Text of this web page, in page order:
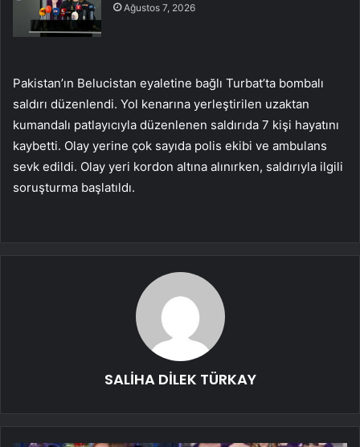
Ağustos 7, 2026
Pakistan’ın Belucistan eyaletine bağlı Turbat’ta bombalı
saldırı düzenlendi. Yol kenarına yerleştirilen uzaktan
kumandalı patlayıcıyla düzenlenen saldırıda 7 kişi hayatını
kaybetti. Olay yerine çok sayıda polis ekibi ve ambulans
sevk edildi. Olay yeri kordon altına alınırken, saldırıyla ilgili
soruşturma başlatıldı.
SALİHA DİLEK TÜRKAY